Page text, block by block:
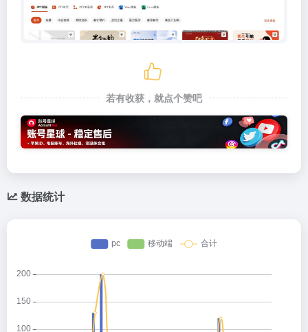
若有收获，就点个赞吧
数据统计